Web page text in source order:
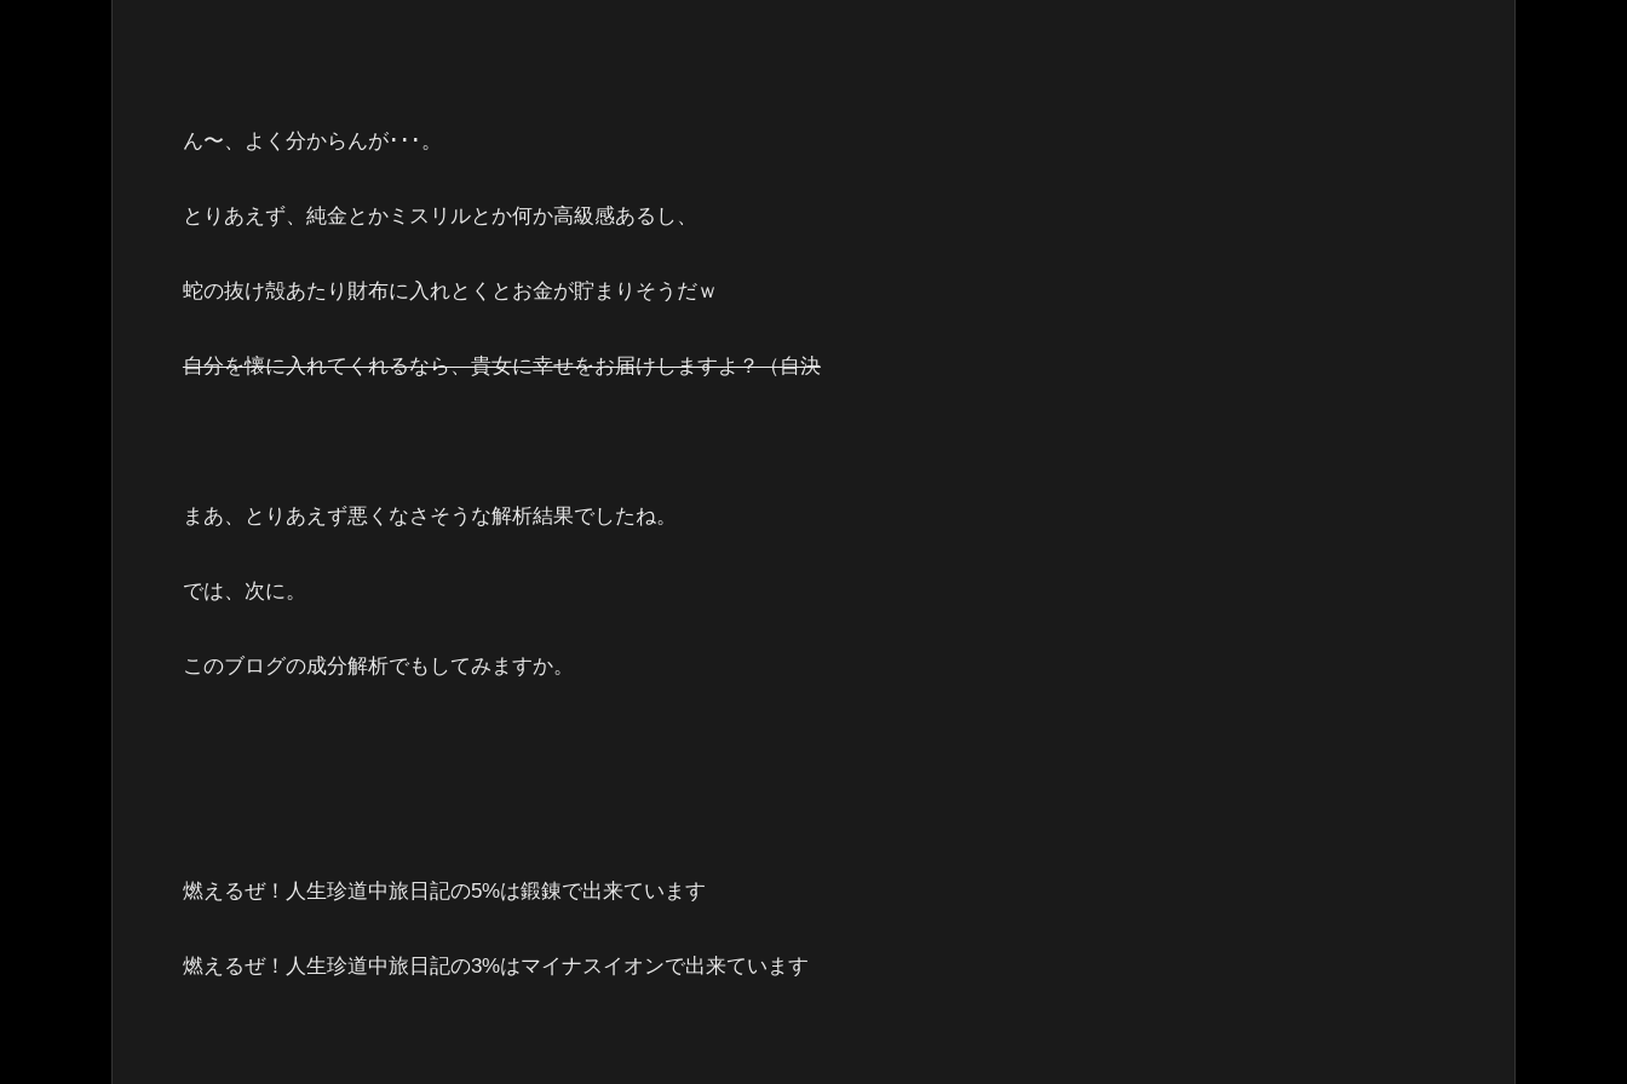
ん〜、よく分からんが･･･。
とりあえず、純金とかミスリルとか何か高級感あるし、
蛇の抜け殻あたり財布に入れとくとお金が貯まりそうだｗ
自分を懐に入れてくれるなら、貴女に幸せをお届けしますよ？（自決
まあ、とりあえず悪くなさそうな解析結果でしたね。
では、次に。
このブログの成分解析でもしてみますか。
燃えるぜ！人生珍道中旅日記の5%は鍛錬で出来ています
燃えるぜ！人生珍道中旅日記の3%はマイナスイオンで出来ています